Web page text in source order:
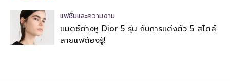
แฟชั่นและความงาม
แมตช์ต่างหู Dior 5 รุ่น กับการแต่งตัว 5 สไตล์
สายแฟต้องรู้!